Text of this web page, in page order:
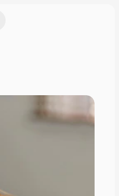
изображению